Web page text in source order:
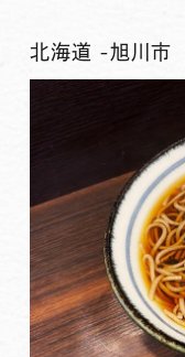
北海道 -旭川市